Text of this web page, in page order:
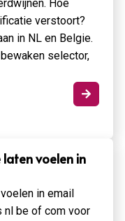
Hoe
verstoort?
in NL en Belgie.
selector,

voelen in
in email
nl be of com voor